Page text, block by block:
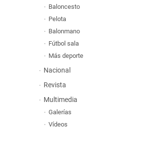
Baloncesto
Pelota
Balonmano
Fútbol sala
Más deporte
Nacional
Revista
Multimedia
Galerías
Vídeos